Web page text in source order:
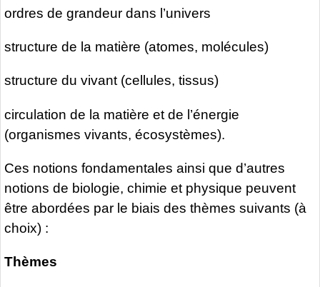
ordres de grandeur dans l’univers
structure de la matière (atomes, molécules)
structure du vivant (cellules, tissus)
circulation de la matière et de l’énergie
(organismes vivants, écosystèmes).
Ces notions fondamentales ainsi que d’autres
notions de biologie, chimie et physique peuvent
être abordées par le biais des thèmes suivants (à
choix) :
Thèmes